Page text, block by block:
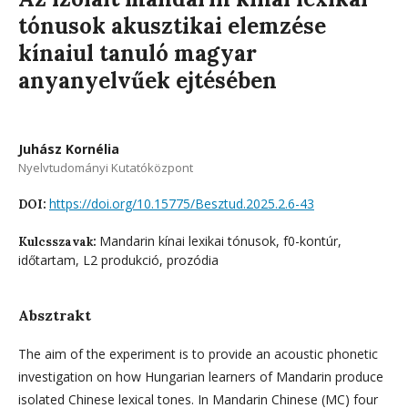
tónusok akusztikai elemzése
kínaiul tanuló magyar
anyanyelvűek ejtésében
Juhász Kornélia
Nyelvtudományi Kutatóközpont
DOI: https://doi.org/10.15775/Besztud.2025.2.6-43
Kulcsszavak: Mandarin kínai lexikai tónusok, f0-kontúr,
időtartam, L2 produkció, prozódia
Absztrakt
The aim of the experiment is to provide an acoustic phonetic
investigation on how Hungarian learners of Mandarin produce
isolated Chinese lexical tones. In Mandarin Chinese (MC) four